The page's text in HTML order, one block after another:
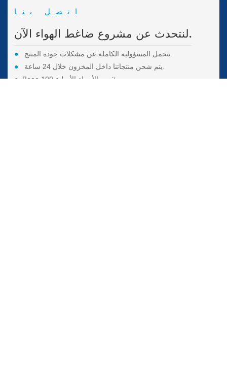
اتصل بنا
لنتحدث عن مشروع ضاغط الهواء الآن.
●
●
●
Boao يبيع الأجزاء الأصلية 100 ٪.